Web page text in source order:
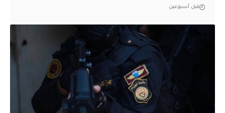
قبل أسبوعين